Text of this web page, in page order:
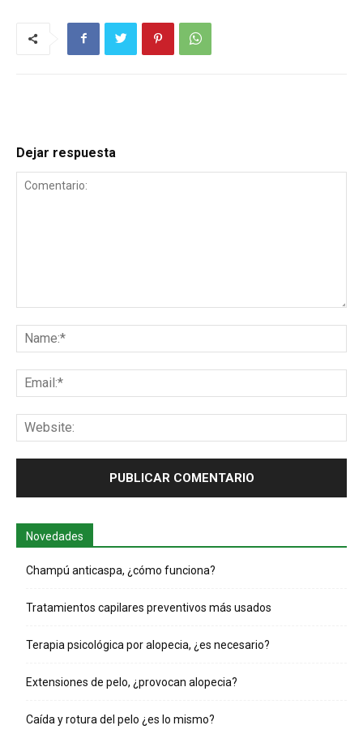
Dejar respuesta
Novedades
Champú anticaspa, ¿cómo funciona?
Tratamientos capilares preventivos más usados
Terapia psicológica por alopecia, ¿es necesario?
Extensiones de pelo, ¿provocan alopecia?
Caída y rotura del pelo ¿es lo mismo?